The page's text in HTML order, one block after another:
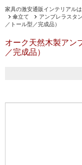
家具の激安通販インテリアル
傘立て
アンブレラスタ
／トール型／完成品）
オーク天然木製アン
／完成品）